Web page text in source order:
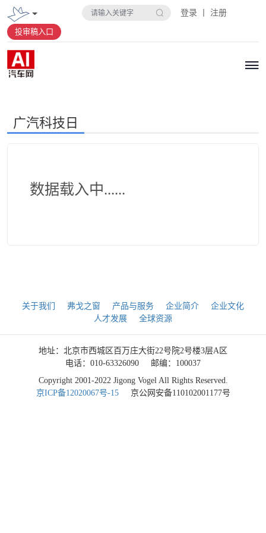
登录 丨 注册
投审稿入口
广汽科技日
数据载入中......
关于我们 弗戈之窗 产品与服务 企业简介
企业文化
人才发展
全球资源
地址：北京市西城区百万庄大街22号院2号楼3层A区
电话：010-63326090
邮编：100037
Copyright 2001-2022 Jigong Vogel All Rights Reserved.
京ICP备12020067号-15
京公网安备110102001177号